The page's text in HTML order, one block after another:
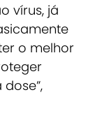
vírus, já
o melhor